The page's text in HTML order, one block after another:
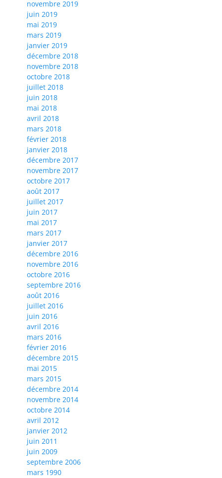
novembre 2019
juin 2019
mai 2019
mars 2019
janvier 2019
décembre 2018
novembre 2018
octobre 2018
juillet 2018
juin 2018
mai 2018
avril 2018
mars 2018
février 2018
janvier 2018
décembre 2017
novembre 2017
octobre 2017
août 2017
juillet 2017
juin 2017
mai 2017
mars 2017
janvier 2017
décembre 2016
novembre 2016
octobre 2016
septembre 2016
août 2016
juillet 2016
juin 2016
avril 2016
mars 2016
février 2016
décembre 2015
mai 2015
mars 2015
décembre 2014
novembre 2014
octobre 2014
avril 2012
janvier 2012
juin 2011
juin 2009
septembre 2006
mars 1990